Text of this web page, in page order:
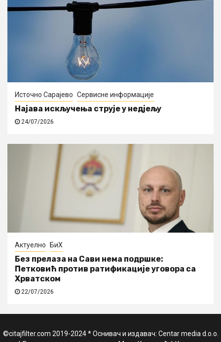
Источно Сарајево Сервисне информације
Најава искључења струје у недјељу
24/07/2026
Актуелно БиХ
Без прелаза на Сави нема подршке:
Петковић против ратификације уговора са
Хрватском
22/07/2026
©citajfilter.com 2019-2024 * Оснивач и издавач: Centar media d.o.o.